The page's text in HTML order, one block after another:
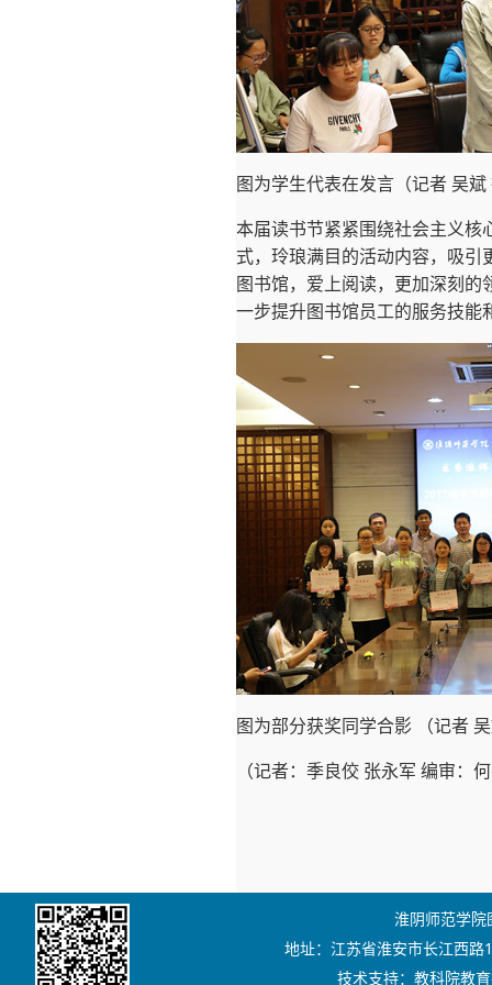
图为学生代表在发言（记者 吴斌
本届读书节紧紧围绕社会主义核
式，玲琅满目的活动内容，吸引
图书馆，爱上阅读，更加深刻
一步提升图书馆员工的服务技能
图为部分获奖同学合影 （记者
（记者：季良佼 张永军 编审：
淮阴师范学
地址：江苏省淮安市长江西
技术支持：教科院教